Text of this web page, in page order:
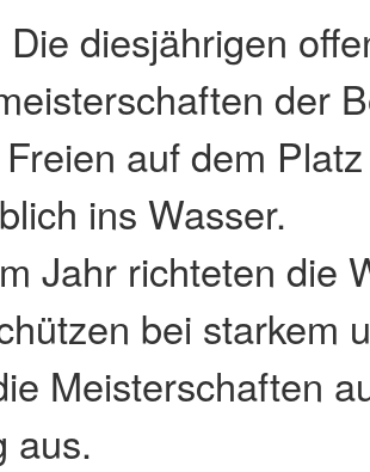
diesjährigen
der
auf dem
ins Wasser.
Jahr richteten die
bei starkem
Meisterschaften
aus.